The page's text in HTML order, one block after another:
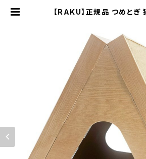
【RAKU】正規品 つめとぎ
不足 お手入れ簡単 猫ベッド
ペットハウス | えびすー